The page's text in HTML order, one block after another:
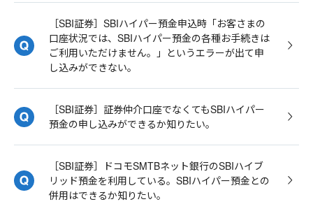
［SBI証券］SBIハイパー預金申込時「お客さまの
口座状況では、SBIハイパー預金の各種お手続きは
ご利用いただけません。」というエラーが出て申
し込みができない。
［SBI証券］証券仲介口座でなくてもSBIハイパー
預金の申し込みができるか知りたい。
［SBI証券］ドコモSMTBネット銀行のSBIハイブ
リッド預金を利用している。SBIハイパー預金との
併用はできるか知りたい。